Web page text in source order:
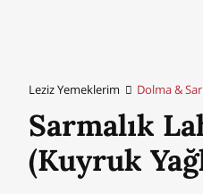
Leziz Yemeklerim Dolma &
Sarmalık
(Kuyruk